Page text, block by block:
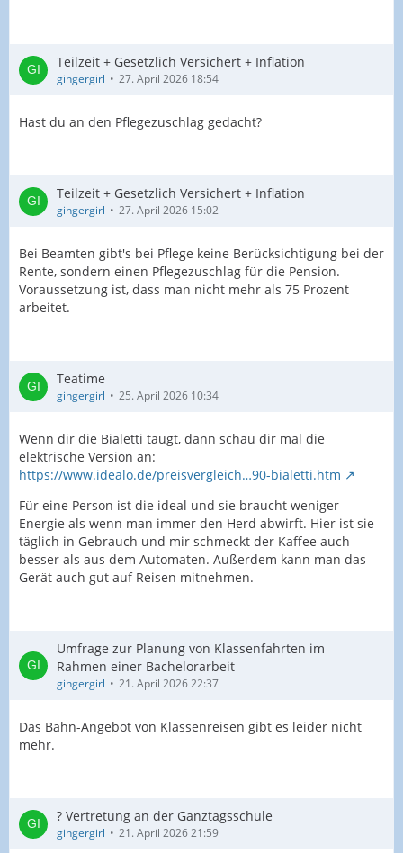
Teilzeit + Gesetzlich Versichert + Inflation
gingergirl 27. April 2026 18:54
Hast du an den Pflegezuschlag gedacht?
Teilzeit + Gesetzlich Versichert + Inflation
gingergirl 27. April 2026 15:02
Bei Beamten gibt's bei Pflege keine Berücksichtigung bei der
Rente, sondern einen Pflegezuschlag für die Pension.
Voraussetzung ist, dass man nicht mehr als 75 Prozent
arbeitet.
Teatime
gingergirl 25. April 2026 10:34
Wenn dir die Bialetti taugt, dann schau dir mal die
elektrische Version an:
https://www.idealo.de/preisvergleich…90-bialetti.htm
Für eine Person ist die ideal und sie braucht weniger
Energie als wenn man immer den Herd abwirft. Hier ist sie
täglich in Gebrauch und mir schmeckt der Kaffee auch
besser als aus dem Automaten. Außerdem kann man das
Gerät auch gut auf Reisen mitnehmen.
Umfrage zur Planung von Klassenfahrten im
Rahmen einer Bachelorarbeit
gingergirl 21. April 2026 22:37
Das Bahn-Angebot von Klassenreisen gibt es leider nicht
mehr.
? Vertretung an der Ganztagsschule
gingergirl 21. April 2026 21:59